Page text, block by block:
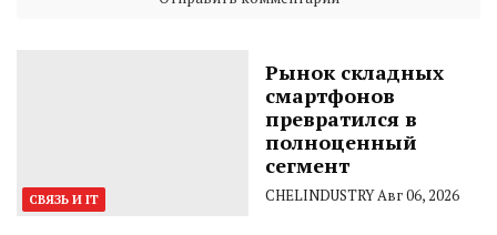
СВЯЗЬ И IT
Рынок складных
смартфонов
превратился в
полноценный
сегмент
CHELINDUSTRYАвг 06, 2026